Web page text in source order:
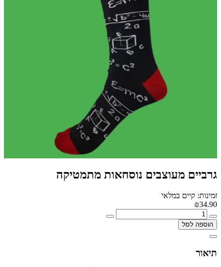
גרביים מעוצבים נוסחאות מתמטיקה
זמינות: קיים במלאי
₪34.90
הוספה לסל
תיאור